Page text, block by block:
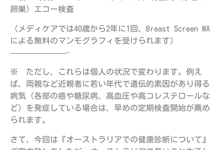
卵巣）エコー検査
（メディケアでは40歳から2年に1回、Breast Screen WA
による無料のマンモグラフィを受けられます）
———————-
※ ただし、これらは個人の状況で変わります。例え
ば、両親など近親者に若い年代で遺伝的素因があり得る
病気（各部の癌や糖尿病、高血圧や高コレステロールな
ど）を発症している場合は、早めの定期検査開始が薦め
られます。
さて、今回は『オーストラリアでの健康診断について』